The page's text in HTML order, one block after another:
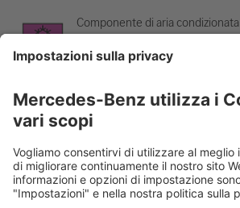
Componente di aria condizionata